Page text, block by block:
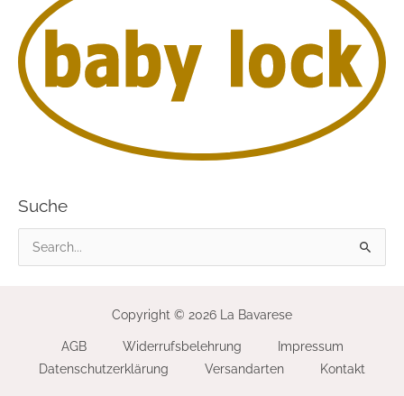
Suche
Copyright © 2026 La Bavarese
AGB Widerrufsbelehrung
Impressum
Datenschutzerklärung
Versandarten Kontakt